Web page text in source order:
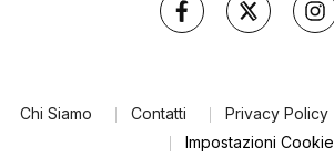
Chi Siamo Contatti Privacy Policy
Impostazioni Cookie